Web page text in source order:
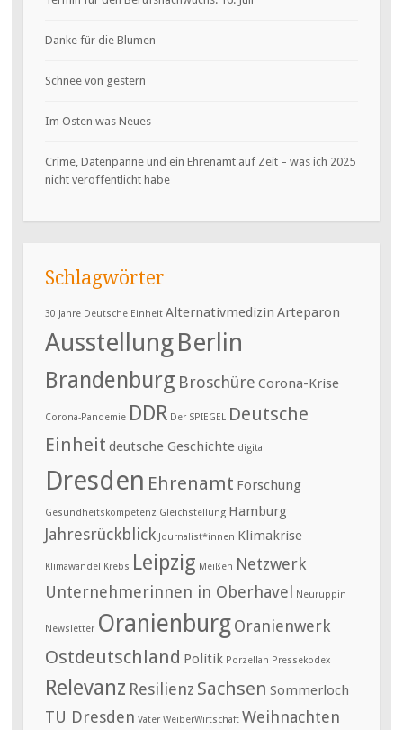
Danke für die Blumen
Schnee von gestern
Im Osten was Neues
Crime, Datenpanne und ein Ehrenamt auf Zeit – was ich 2025
nicht veröffentlicht habe
Schlagwörter
30 Jahre Deutsche Einheit Alternativmedizin Arteparon
AusstellungBerlin
Brandenburg Broschüre Corona-Krise
Corona-Pandemie DDR Der SPIEGEL Deutsche
Einheit deutsche Geschichte digital
Dresden Ehrenamt Forschung
Gesundheitskompetenz Gleichstellung Hamburg
Jahresrückblick Journalist*innen Klimakrise
Klimawandel Krebs Leipzig Meißen Netzwerk
Unternehmerinnen in Oberhavel
Neuruppin
Newsletter OranienburgOranienwerk
Ostdeutschland Politik Porzellan Pressekodex
Relevanz Resilienz Sachsen Sommerloch
TU Dresden Väter WeiberWirtschaft Weihnachten